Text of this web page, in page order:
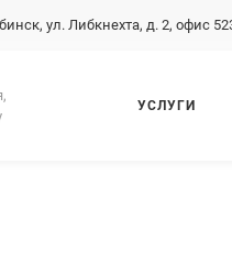
ул. Либкнехта, д. 2, офис
УСЛУГИ